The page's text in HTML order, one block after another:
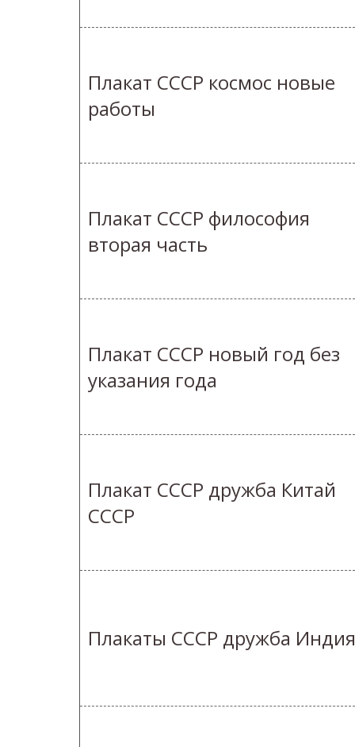
Плакат СССР космос новые
работы
Плакат СССР философия
вторая часть
Плакат СССР новый год без
указания года
Плакат СССР дружба Китай
СССР
Плакаты СССР дружба Индия